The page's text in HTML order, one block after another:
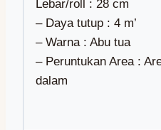
Lebar/roll : 28 cm
– Daya tutup : 4 m’
– Warna : Abu tua
– Peruntukan Area :
dalam